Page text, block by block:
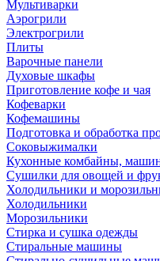
Мультиварки
Аэрогрили
Электрогрили
Плиты
Варочные панели
Духовые шкафы
Приготовление кофе и чая
Кофеварки
Кофемашины
Подготовка и обработка
Соковыжималки
Кухонные комбайны,
Сушилки для овощей и
Холодильники и
Холодильники
Морозильники
Стирка и сушка одежды
Стиральные машины